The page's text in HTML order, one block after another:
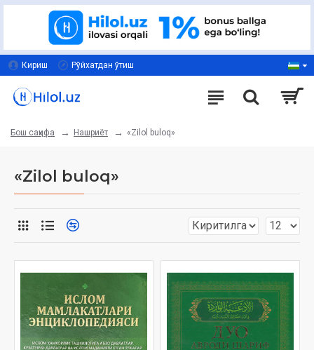
Кириш Рўйхатдан ўтиш
Бош саҳифа Нашриёт «Zilol buloq»
«Zilol buloq»